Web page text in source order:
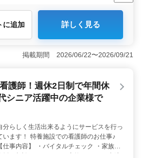
ト
護のお仕事＞ 香川県高松市木太町に
人ホームで、経験豊富な介護士を募集
助やレクリエーション、リハビリテ
など、幅広い業務に携われます。50代
です。 ＜安心の環境と柔軟な勤務
備で、安定した労働環境を提供して
らの勤務も可能なので、プライベー
いです。加えて、夜勤なしの勤務体
資格・経験に合わせたサポート
上の資格と介護経験1年以上が必要で
せた充実したサポートが用意されてい
応募ください。経験豊かな方は、豊富
、より多くの方々に支えられるやりが
に追加 詳しく見る
掲載期間 2026/06/22〜2026/09/21
護師！週休2日制で年間休
シニア活躍中の企業様で
分らしく生活出来るようにサービスを行っ
います！ 特養施設での看護師のお仕事♪
【仕事内容】 ・バイタルチェック ・家族の